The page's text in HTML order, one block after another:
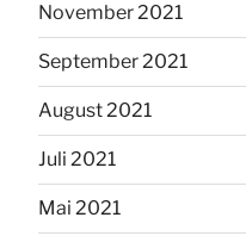
November 2021
September 2021
August 2021
Juli 2021
Mai 2021